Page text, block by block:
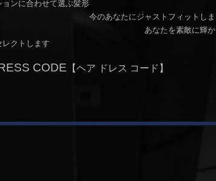
ンに合わせて選ぶ髪形
たにジャストフィットしま
たを素敵に輝か
クトします
CODE 【ヘア ドレス コード 】